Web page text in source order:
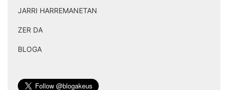
JARRI HARREMANETAN
ZER DA
BLOGA